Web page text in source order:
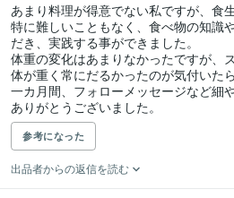
あまり料理が得意でない私ですが、食
特に難しいこともなく、食べ物の知識
だき、実践する事ができました。
体重の変化はあまりなかったですが、
体が重く常にだるかったのが気付いた
一カ月間、フォローメッセージなど細
ありがとうございました。
参考になった
出品者からの返信を読む